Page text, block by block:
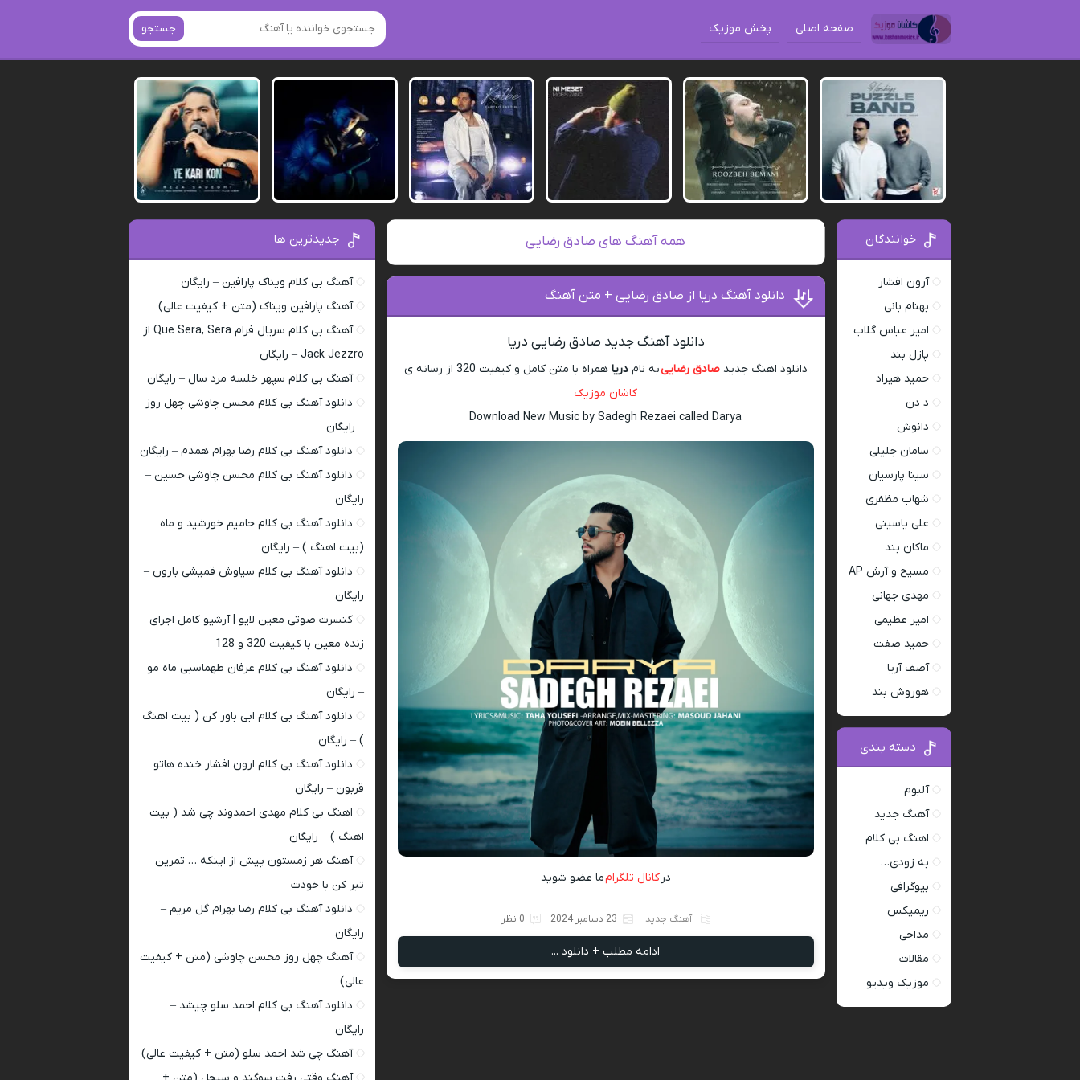
صفحه اصلی پخش موزیک جستجو
همه آهنگ های صادق رضایی
دانلود آهنگ دریا از صادق رضایی + متن آهنگ
دانلود آهنگ جدید صادق رضایی دریا
دانلود اهنگ جدیدصادق رضاییبه نامدریا همراه با متن کامل و کیفیت 320 از رسانه ی
کاشان موزیک
Download New Music by Sadegh Rezaei called Darya
درکانال تلگرامما عضو شوید
آهنگ جدید 23 دسامبر 2024 0 نظر
ادامه مطلب + دانلود ...
خوانندگان
آرون افشار
بهنام بانی
امیر عباس گلاب
پازل بند
حمید هیراد
د دن
دانوش
سامان جلیلی
سینا پارسیان
شهاب مظفری
علی یاسینی
ماکان بند
مسیح و آرش AP
مهدی جهانی
امیر عظیمی
حمید صفت
آصف آریا
هوروش بند
دسته بندی
آلبوم
آهنگ جدید
اهنگ بی کلام
به زودی…
بیوگرافی
ریمیکس
مداحی
مقالات
موزیک ویدیو
جدیدترین ها
آهنگ بی کلام ویناک پارافین – رایگان
آهنگ پارافین ویناک (متن + کیفیت عالی)
آهنگ بی کلام سریال فرام Que Sera, Sera از
Jack Jezzro – رایگان
آهنگ بی کلام سپهر خلسه مرد سال – رایگان
دانلود آهنگ بی کلام محسن چاوشی چهل روز
– رایگان
دانلود آهنگ بی کلام رضا بهرام همدم – رایگان
دانلود آهنگ بی کلام محسن چاوشی حسین –
رایگان
دانلود آهنگ بی کلام حامیم خورشید و ماه
(بیت اهنگ ) – رایگان
دانلود آهنگ بی کلام سیاوش قمیشی بارون –
رایگان
کنسرت صوتی معین لایو | آرشیو کامل اجرای
زنده معین با کیفیت 320 و 128
دانلود آهنگ بی کلام عرفان طهماسبی ماه مو
– رایگان
دانلود آهنگ بی کلام ابی باور کن ( بیت اهنگ
) – رایگان
دانلود آهنگ بی کلام ارون افشار خنده هاتو
قربون – رایگان
اهنگ بی کلام مهدی احمدوند چی شد ( بیت
اهنگ ) – رایگان
آهنگ هر زمستون پیش از اینکه … تمرین
تبر کن با خودت
دانلود آهنگ بی کلام رضا بهرام گل مریم –
رایگان
آهنگ چهل روز محسن چاوشی (متن + کیفیت
عالی)
دانلود آهنگ بی کلام احمد سلو چیشد –
رایگان
آهنگ چی شد احمد سلو (متن + کیفیت عالی)